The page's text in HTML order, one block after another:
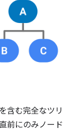
含む完全なツリ
前にのみノード